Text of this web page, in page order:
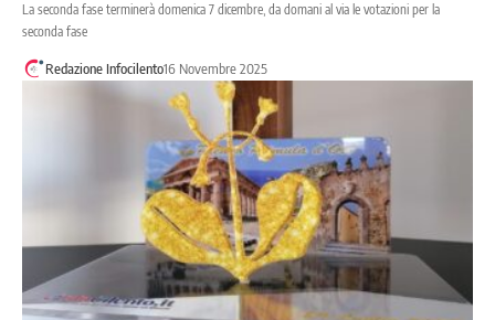
La seconda fase terminerà domenica 7 dicembre, da domani al via le votazioni per la
seconda fase
Redazione Infocilento16 Novembre 2025